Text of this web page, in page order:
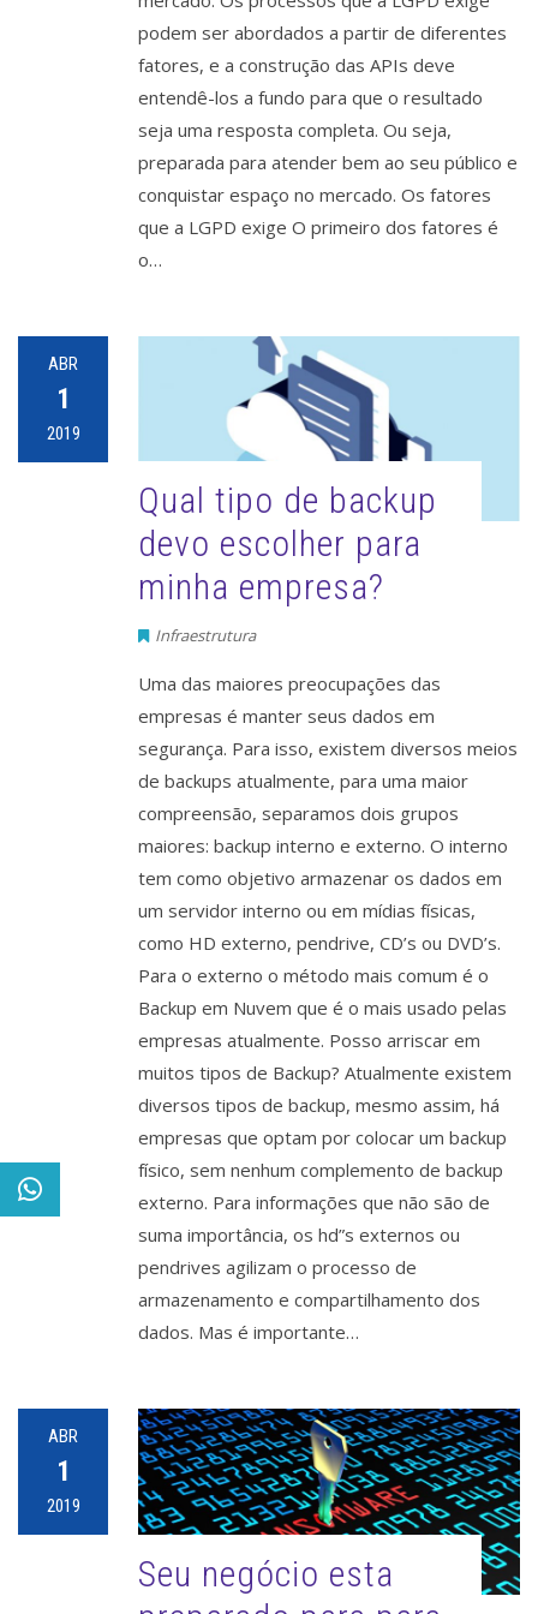
podem ser abordados a partir de diferentes
fatores, e a construção das APIs deve
entendê-los a fundo para que o resultado
seja uma resposta completa. Ou seja,
preparada para atender bem ao seu público e
conquistar espaço no mercado. Os fatores
que a LGPD exige O primeiro dos fatores é
o…
ABR
1
2019
Qual tipo de backup
devo escolher para
minha empresa?
Infraestrutura
Uma das maiores preocupações das
empresas é manter seus dados em
segurança. Para isso, existem diversos meios
de backups atualmente, para uma maior
compreensão, separamos dois grupos
maiores: backup interno e externo. O interno
tem como objetivo armazenar os dados em
um servidor interno ou em mídias físicas,
como HD externo, pendrive, CD’s ou DVD’s.
Para o externo o método mais comum é o
Backup em Nuvem que é o mais usado pelas
empresas atualmente. Posso arriscar em
muitos tipos de Backup? Atualmente existem
diversos tipos de backup, mesmo assim, há
empresas que optam por colocar um backup
físico, sem nenhum complemento de backup
externo. Para informações que não são de
suma importância, os hd”s externos ou
pendrives agilizam o processo de
armazenamento e compartilhamento dos
dados. Mas é importante…
ABR
1
2019
Seu negócio esta